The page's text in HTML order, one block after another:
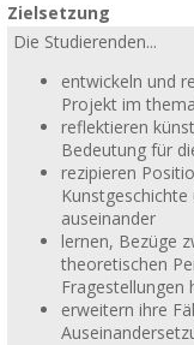
Zielsetzung
Die Studierenden...
entwickeln und
Projekt im
reflektieren
Bedeutung für
rezipieren
auseinander
lernen, Bezüge
theoretischen
Fragestellungen
erweitern ihre